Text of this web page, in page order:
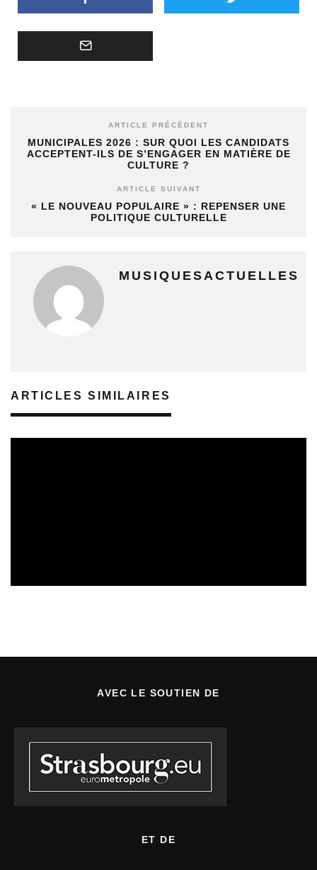
ARTICLE PRÉCÉDENT
MUNICIPALES 2026 : SUR QUOI LES CANDIDATS
ACCEPTENT-ILS DE S’ENGAGER EN MATIÈRE DE
CULTURE ?
ARTICLE SUIVANT
« LE NOUVEAU POPULAIRE » : REPENSER UNE
POLITIQUE CULTURELLE
MUSIQUESACTUELLES
ARTICLES SIMILAIRES
AVEC LE SOUTIEN DE
ET DE